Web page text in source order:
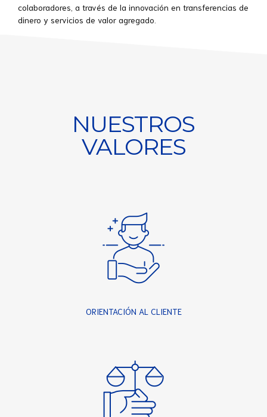
colaboradores, a través de la innovación en transferencias de
dinero y servicios de valor agregado.
NUESTROS
VALORES
ORIENTACIÓN AL CLIENTE